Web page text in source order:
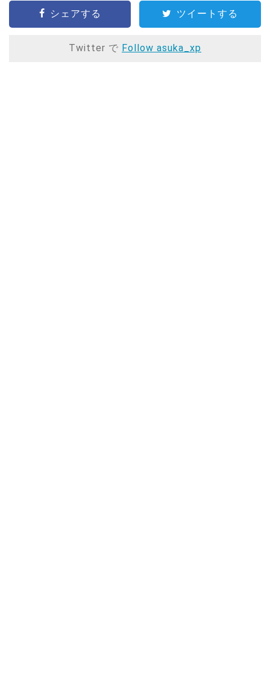
シェアする ツイートする
Twitter で Follow asuka_xp